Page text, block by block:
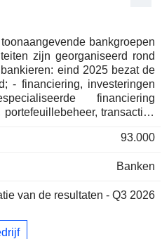
bankgroepen
zijn georganiseerd rond
financiering
transacties
fusies en overnames,
miljard GBP aan lopende
volgt verdeeld: Verenigd
(0,3%).
93.000
Banken
van de resultaten - Q3 2026